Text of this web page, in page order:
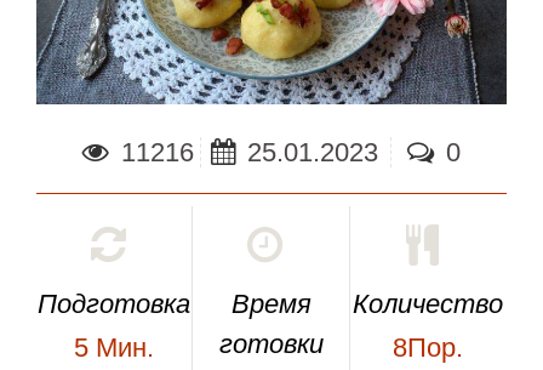
11216 25.01.2023 0
Подготовка
5 Мин.
Время
готовки
Количество
8Пор.